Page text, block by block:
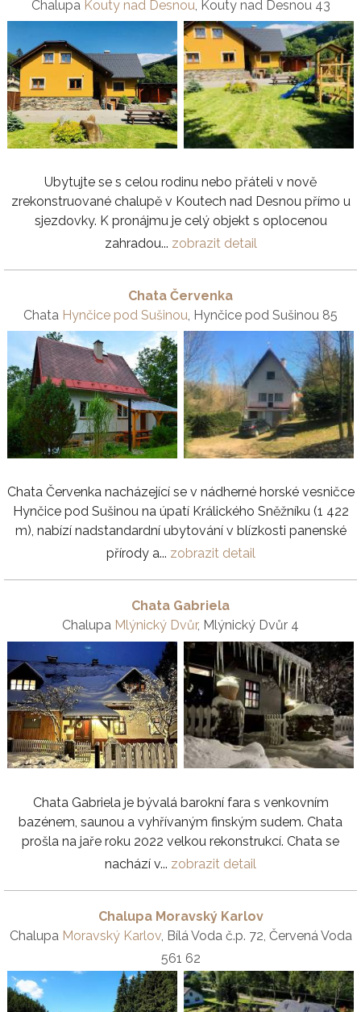
Chalupa Kouty nad Desnou, Kouty nad Desnou 43
Ubytujte se s celou rodinu nebo přáteli v nově
zrekonstruované chalupě v Koutech nad Desnou přímo u
sjezdovky. K pronájmu je celý objekt s oplocenou
zahradou... zobrazit detail
Chata Červenka
Chata Hynčice pod Sušinou, Hynčice pod Sušinou 85
Chata Červenka nacházející se v nádherné horské vesničce
Hynčice pod Sušinou na úpatí Králického Sněžníku (1 422
m), nabízí nadstandardní ubytování v blízkosti panenské
přírody a... zobrazit detail
Chata Gabriela
Chalupa Mlýnický Dvůr, Mlýnický Dvůr 4
Chata Gabriela je bývalá barokní fara s venkovním
bazénem, saunou a vyhřívaným finským sudem. Chata
prošla na jaře roku 2022 velkou rekonstrukcí. Chata se
nachází v... zobrazit detail
Chalupa Moravský Karlov
Chalupa Moravský Karlov, Bílá Voda č.p. 72, Červená Voda
561 62